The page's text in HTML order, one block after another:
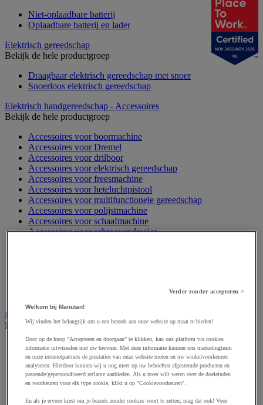
Niet-oplaadbare batterij
Oplaadbare batterij en lader
Elektrisch gereedschap
Bekijk de hele productgroep
Draagbaar elektrisch gereedschap met snoer
Snoerloos elektrisch gereedschap
Elektrisch handgereedschap - Accessoires
Bekijk de hele productgroep
Accessoires voor boormachine
Accessoires voor Dremel
Accessoires voor drilboor
Accessoires voor elektrisch gereedschap
Accessoires voor freesmachine
Accessoires voor heteluchtpistool
Accessoires voor multifunctionele gereedschap
Accessoires voor polijstmachine
Accessoires voor schaafmachine
Accessoires voor schroevendraaier
Elektrische toebehoren en verlichting
Bekijk de hele productgroep
Accessoires voor elektrisch schakelpaneel
Batterij, oplader en kabel
Elektrische kabel
Elektrische uitrusting
Verlengsnoer, stekkerdoos en kapelhaspel
Wandcontactdoos en schakelaar
NOV 2025-NOV 2026
NL
Verder zonder accepteren >
Welkom bij Manutan!
Wij vinden het belangrijk om u een bezoek aan onze website op maat te bieden!
Door op de knop "Accepteren en doorgaan" te klikken, kan ons platform via cookies
informatie uitwisselen met uw browser. Met deze informatie kunnen ons marketingteam
en onze internetpartners de prestaties van onze website meten en uw winkelvoorkeuren
analyseren. Hierdoor kunnen wij u nog meer op uw behoeften afgestemde producten en
passende/gepersonaliseerd reclame aanbieden. Als u meer wilt weten over de doeleinden
en voorkeuren voor elk type cookie, klikt u op "Cookievoorkeuren".
En als je ervoor kiest om je bezoek zonder cookies voort te zetten, mag dat ook! Voor